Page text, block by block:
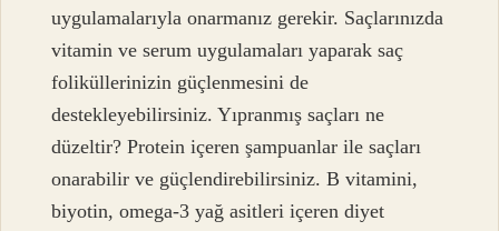
uygulamalarıyla onarmanız gerekir. Saçlarınızda
vitamin ve serum uygulamaları yaparak saç
foliküllerinizin güçlenmesini de
destekleyebilirsiniz. Yıpranmış saçları ne
düzeltir? Protein içeren şampuanlar ile saçları
onarabilir ve güçlendirebilirsiniz. B vitamini,
biyotin, omega-3 yağ asitleri içeren diyet